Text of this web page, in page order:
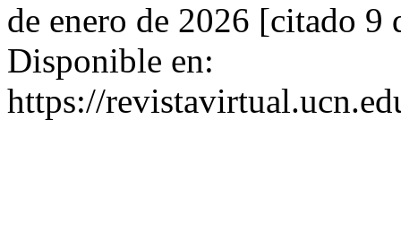
de enero de 2026 [citado
Disponible en:
https://